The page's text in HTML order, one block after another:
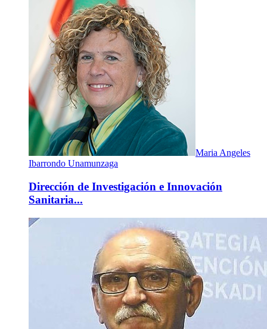
Maria Angeles
Ibarrondo Unamunzaga
Dirección de Investigación e Innovación
Sanitaria...